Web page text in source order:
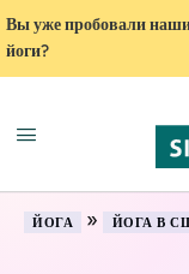
Вы уже пробовали
йоги?
ЙОГА » ЙОГА В